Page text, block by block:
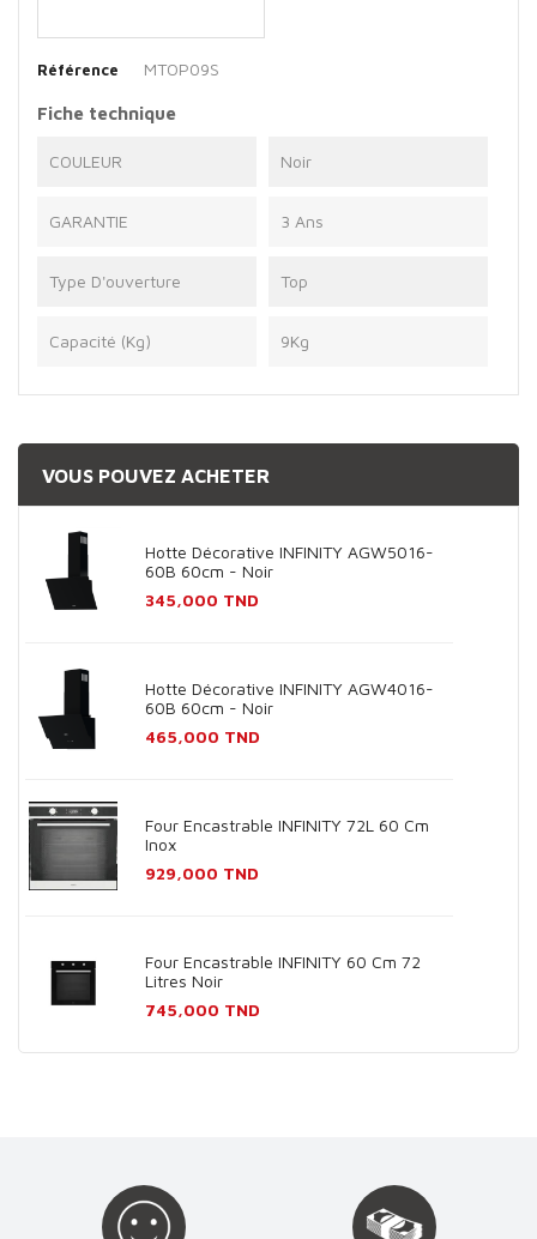
Référence MTOP09S
Fiche technique
COULEUR Noir
GARANTIE 3 Ans
Type D'ouverture Top
Capacité (Kg) 9Kg
VOUS POUVEZ ACHETER
Hotte Décorative INFINITY AGW5016-
60B 60cm - Noir
Prix
345,000 TND
Hotte Décorative INFINITY AGW4016-
60B 60cm - Noir
Prix
465,000 TND
Four Encastrable INFINITY 72L 60 Cm
Inox
Prix
929,000 TND
Four Encastrable INFINITY 60 Cm 72
Litres Noir
Prix
745,000 TND